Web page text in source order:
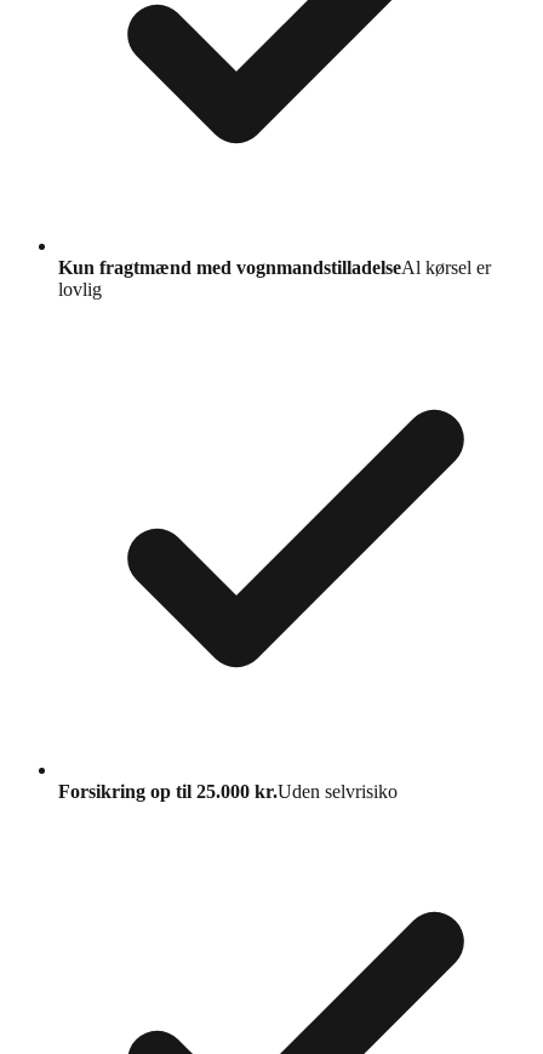
Kun fragtmænd med vognmandstilladelseAl kørsel er
lovlig
Forsikring op til 25.000 kr.Uden selvrisiko